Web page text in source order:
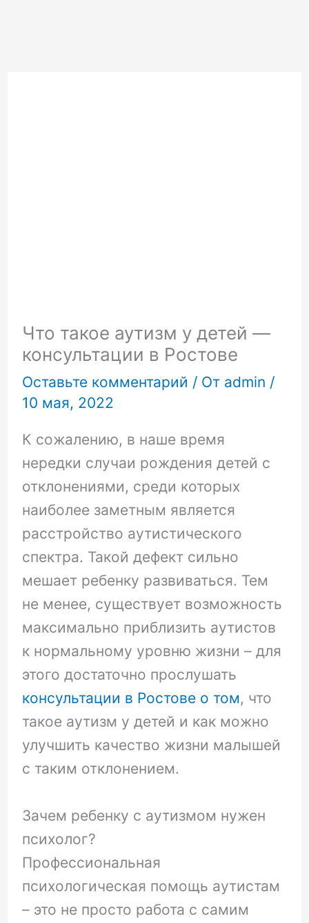
Что такое аутизм у детей —
консультации в Ростове
Оставьте комментарий / От admin /
10 мая, 2022
К сожалению, в наше время
нередки случаи рождения детей с
отклонениями, среди которых
наиболее заметным является
расстройство аутистического
спектра. Такой дефект сильно
мешает ребенку развиваться. Тем
не менее, существует возможность
максимально приблизить аутистов
к нормальному уровню жизни – для
этого достаточно прослушать
консультации в Ростове о том, что
такое аутизм у детей и как можно
улучшить качество жизни малышей
с таким отклонением.
Зачем ребенку с аутизмом нужен
психолог?
Профессиональная
психологическая помощь аутистам
– это не просто работа с самим